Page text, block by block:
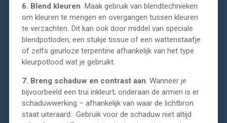
6. Blend kleuren. Maak gebruik van blendtechnieken
om kleuren te mengen en overgangen tussen kleuren
te verzachten. Dit kan ook door middel van speciale
blendpotloden, een stukje tissue of een wattenstaafje
of zelfs geurloze terpentine afhankelijk van het type
kleurpotlood wat je gebruikt.
7. Breng schaduw en contrast aan. Wanneer je
bijvoorbeeld een trui inkleurt; onderaan de armen is er
schaduwwerking – afhankelijk van waar de lichtbron
staat uiteraard. Gebruik voor de schaduw niet altijd